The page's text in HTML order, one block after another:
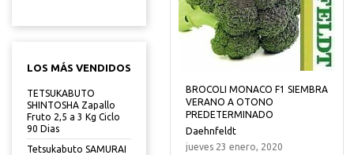
LOS MÁS VENDIDOS
TETSUKABUTO
SHINTOSHA Zapallo
Fruto 2,5 a 3 Kg Ciclo
90 Dias
Tetsukabuto SAMURAI
BROCOLI MONACO F1 SIEMBRA
VERANO A OTONO
PREDETERMINADO
Daehnfeldt
jueves 23 enero, 2020